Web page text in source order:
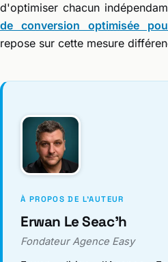
d'optimiser chacun
de conversion optimisée
repose sur cette mesure
À PROPOS DE L'AUTEUR
Erwan Le Seac'h
Fondateur Agence Easy